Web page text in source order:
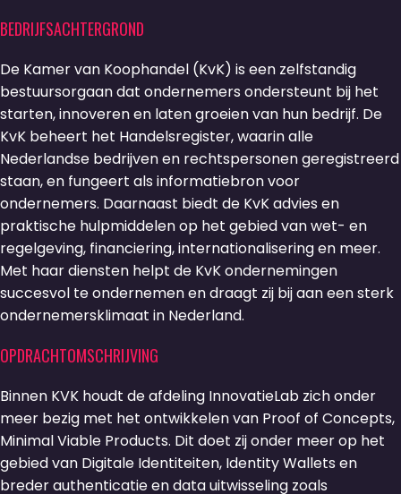
BEDRIJFSACHTERGROND
De Kamer van Koophandel (KvK) is een zelfstandig
bestuursorgaan dat ondernemers ondersteunt bij het
starten, innoveren en laten groeien van hun bedrijf. De
KvK beheert het Handelsregister, waarin alle
Nederlandse bedrijven en rechtspersonen geregistreerd
staan, en fungeert als informatiebron voor
ondernemers. Daarnaast biedt de KvK advies en
praktische hulpmiddelen op het gebied van wet- en
regelgeving, financiering, internationalisering en meer.
Met haar diensten helpt de KvK ondernemingen
succesvol te ondernemen en draagt zij bij aan een sterk
ondernemersklimaat in Nederland.
OPDRACHTOMSCHRIJVING
Binnen KVK houdt de afdeling InnovatieLab zich onder
meer bezig met het ontwikkelen van Proof of Concepts,
Minimal Viable Products. Dit doet zij onder meer op het
gebied van Digitale Identiteiten, Identity Wallets en
breder authenticatie en data uitwisseling zoals